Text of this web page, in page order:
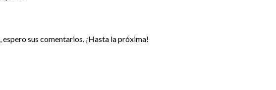
sus comentarios. ¡Hasta la próxima!